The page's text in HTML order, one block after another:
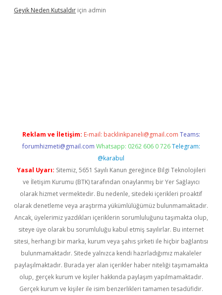
Geyik Neden Kutsaldır için admin
Reklam ve İletişim: E-mail: backlinkpaneli@gmail.com Teams:
forumhizmeti@gmail.com Whatsapp: 0262 606 0 726 Telegram:
@karabul
Yasal Uyarı: Sitemiz, 5651 Sayılı Kanun gereğince Bilgi Teknolojileri
ve İletişim Kurumu (BTK) tarafından onaylanmış bir Yer Sağlayıcı
olarak hizmet vermektedir. Bu nedenle, sitedeki içerikleri proaktif
olarak denetleme veya araştırma yükümlülüğümüz bulunmamaktadır.
Ancak, üyelerimiz yazdıkları içeriklerin sorumluluğunu taşımakta olup,
siteye üye olarak bu sorumluluğu kabul etmiş sayılırlar. Bu internet
sitesi, herhangi bir marka, kurum veya şahıs şirketi ile hiçbir bağlantısı
bulunmamaktadır. Sitede yalnızca kendi hazırladığımız makaleler
paylaşılmaktadır. Burada yer alan içerikler haber niteliği taşımamakta
olup, gerçek kurum ve kişiler hakkında paylaşım yapılmamaktadır.
Gerçek kurum ve kişiler ile isim benzerlikleri tamamen tesadüfidir.